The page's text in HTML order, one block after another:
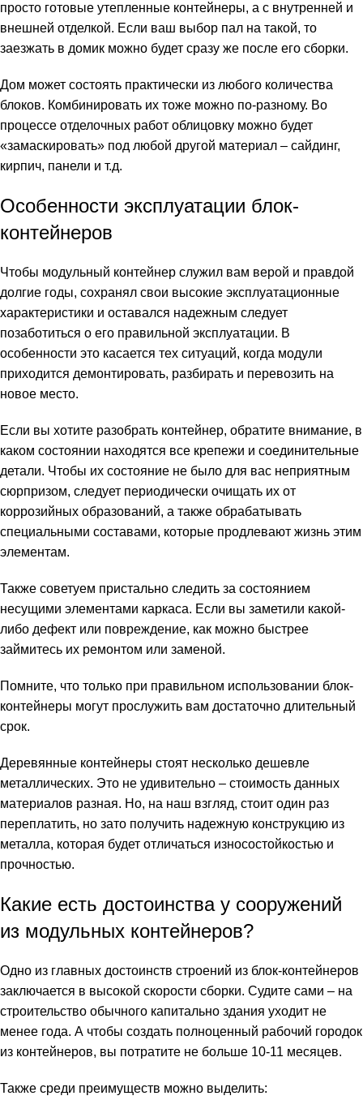
просто готовые утепленные контейнеры, а с внутренней и
внешней отделкой. Если ваш выбор пал на такой, то
заезжать в домик можно будет сразу же после его сборки.
Дом может состоять практически из любого количества
блоков. Комбинировать их тоже можно по-разному. Во
процессе отделочных работ облицовку можно будет
«замаскировать» под любой другой материал – сайдинг,
кирпич, панели и т.д.
Особенности эксплуатации блок-
контейнеров
Чтобы модульный контейнер служил вам верой и правдой
долгие годы, сохранял свои высокие эксплуатационные
характеристики и оставался надежным следует
позаботиться о его правильной эксплуатации. В
особенности это касается тех ситуаций, когда модули
приходится демонтировать, разбирать и перевозить на
новое место.
Если вы хотите разобрать контейнер, обратите внимание, в
каком состоянии находятся все крепежи и соединительные
детали. Чтобы их состояние не было для вас неприятным
сюрпризом, следует периодически очищать их от
коррозийных образований, а также обрабатывать
специальными составами, которые продлевают жизнь этим
элементам.
Также советуем пристально следить за состоянием
несущими элементами каркаса. Если вы заметили какой-
либо дефект или повреждение, как можно быстрее
займитесь их ремонтом или заменой.
Помните, что только при правильном использовании блок-
контейнеры могут прослужить вам достаточно длительный
срок.
Деревянные контейнеры стоят несколько дешевле
металлических. Это не удивительно – стоимость данных
материалов разная. Но, на наш взгляд, стоит один раз
переплатить, но зато получить надежную конструкцию из
металла, которая будет отличаться износостойкостью и
прочностью.
Какие есть достоинства у сооружений
из модульных контейнеров?
Одно из главных достоинств строений из блок-контейнеров
заключается в высокой скорости сборки. Судите сами – на
строительство обычного капитально здания уходит не
менее года. А чтобы создать полноценный рабочий городок
из контейнеров, вы потратите не больше 10-11 месяцев.
Также среди преимуществ можно выделить: